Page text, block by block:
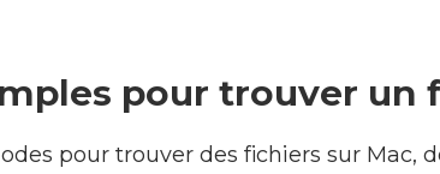
pour trouver un
pour trouver des fichiers sur Mac,